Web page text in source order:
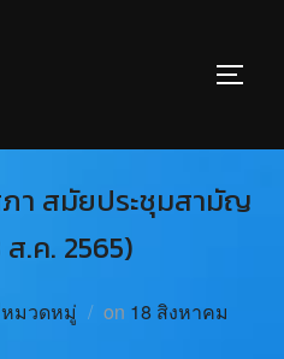
า สมัยประชุมสามัญ
.ค. 2565)
มวดหมู่ on 18 สิงหาคม